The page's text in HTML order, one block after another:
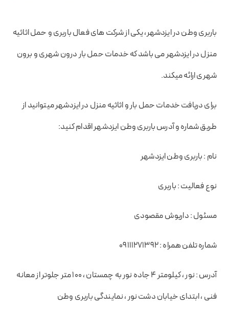
باربری وطن در ایزدشهر، یکی از شرکت های فعال باربری و حمل اثاثیه
منزل در ایزدشهر می باشد که خدمات حمل بار درون شهری و برون
شهری ارائه میکند.
برای دریافت خدمات حمل بار و اثاثیه منزل در ایزدشهر میتوانید از
طریق شماره و آدرس باربری وطن ایزدشهر اقدام کنید:
نام : باربری وطن ایزدشهر
نوع فعالیت : باربری
مسئول : داریوش مقصودی
شماره تلفن همراه : ۰۹۱۱۱۲۷۱۳۹۲
آدرس : نور ، کیلومتر ۴ جاده نور به چمستان ، ۱۰۰ متر جلوتر از معانه
فنی ، ابتدای خیابان دشت نور ، نمایندگی باربری وطن